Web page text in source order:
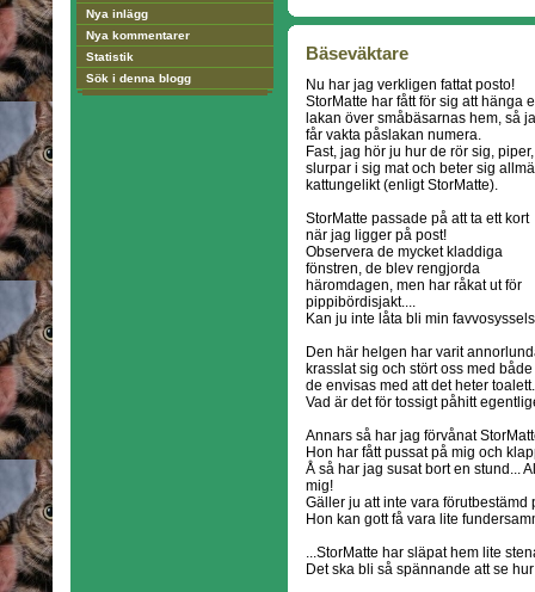
Nya inlägg
Nya kommentarer
Statistik
Sök i denna blogg
Bäseväktare
Nu har jag verkligen fattat posto!
StorMatte har fått för sig att hänga
lakan över småbäsarnas hem, så
får vakta påslakan numera.
Fast, jag hör ju hur de rör sig, piper,
slurpar i sig mat och beter sig
kattungelikt (enligt StorMatte).
StorMatte passade på att ta ett kort
när jag ligger på post!
Observera de mycket kladdiga
fönstren, de blev rengjorda
häromdagen, men har råkat ut för
pippibördisjakt....
Kan ju inte låta bli min
Den här helgen har varit
krasslat sig och stört oss med
de envisas med att det heter toalett.
Vad är det för tossigt påhitt
Annars så har jag förvånat
Hon har fått pussat på mig och
Å så har jag susat bort en stund...
mig!
Gäller ju att inte vara förutbestämd
Hon kan gott få vara lite
...StorMatte har släpat hem lite
Det ska bli så spännande att se